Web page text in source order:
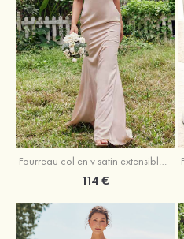
Fourreau col en v satin extensible ras du sol robe de demoiselle d'honneur
114 €